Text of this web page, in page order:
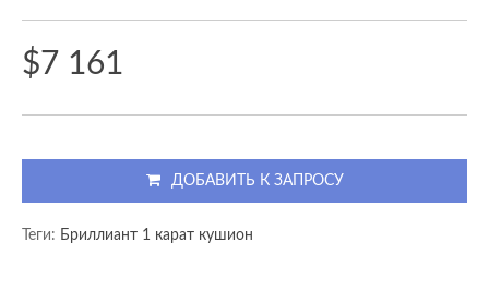
$7 161
ДОБАВИТЬ К ЗАПРОСУ
Теги: Бриллиант 1 карат кушион